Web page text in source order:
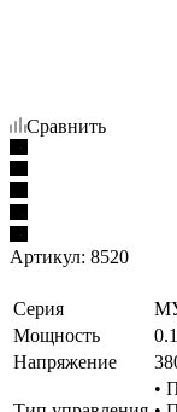
Сравнить
Артикул: 8520
Серия
Мощность
Напряжение
•